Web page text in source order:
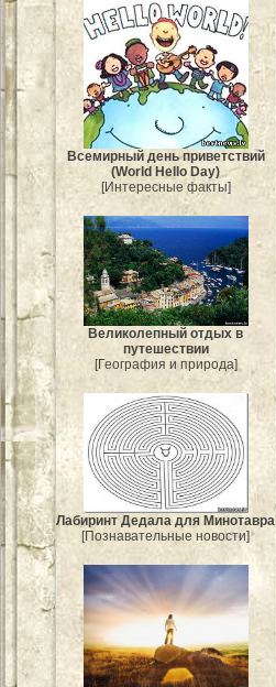
Всемирный день приветствий
(World Hello Day)
[Интересные факты]
Великолепный отдых в
путешествии
[География и природа]
Лабиринт Дедала для Минотавра
[Познавательные новости]